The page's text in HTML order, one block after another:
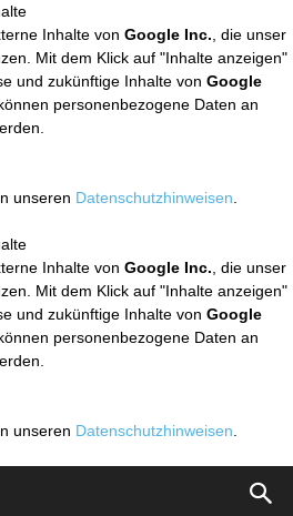
Inhalte von Google Inc. , die unser
Mit dem Klick auf "Inhalte anzeigen"
und zukünftige Inhalte von Google
personenbezogene Daten an
unseren Datenschutzhinweisen
Inhalte von Google Inc. , die unser
Mit dem Klick auf "Inhalte anzeigen"
und zukünftige Inhalte von Google
personenbezogene Daten an
unseren Datenschutzhinweisen